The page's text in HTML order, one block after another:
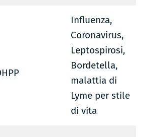
Influenza,
Coronavirus,
Leptospirosi,
Bordetella,
malattia di
Lyme per stile
di vita